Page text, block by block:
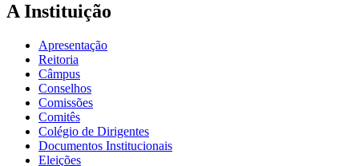
A Instituição
Apresentação
Reitoria
Câmpus
Conselhos
Comissões
Comitês
Colégio de Dirigentes
Documentos Institucionais
Eleições